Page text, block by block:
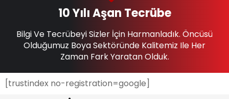
10 Yılı Aşan Tecrübe
Bilgi Ve Tecrübeyi Sizler İçin Harmanladık. Öncüsü
Olduğumuz Boya Sektöründe Kalitemiz Ile Her
Zaman Fark Yaratan Olduk.
[trustindex no-registration=google]